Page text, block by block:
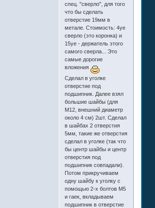
спец. "сверло", для того
что бы сделать
отверстие 19мм в
метале. Стоимость: 4уе
сверло (это коронка) и
15уе - держатель этого
самого сверла... Это
самые дорогие
вложения
Сделал в уголке
отверстие под
подшипник. Далее взял
большие шайбы (для
М12, внешний диаметр
около 4 см) 2шт. Сделал
в шайбах 2 отверстия
5мм, такие же отверстия
сделал в уголке (так что
бы центр шайбы и центр
отверстия под
подшипник совпадали).
Потом прикручиваем
одну шайбу к уголку с
помощью 2-х болтов М5
и гаек, вкладываем
подшипник в отверстие